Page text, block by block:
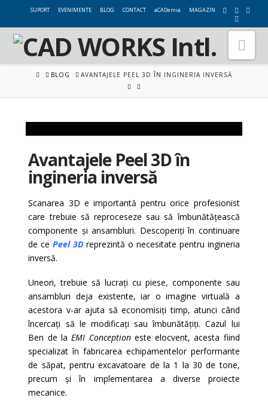
SUPORT EVENIMENTE BLOG CONTACT aCADemia MAGAZIN
HOMEBLOG AVANTAJELE PEEL 3D ÎN INGINERIA INVERSĂ
Avantajele Peel 3D în
ingineria inversă
Scanarea 3D e importantă pentru orice profesionist
care trebuie să reproceseze sau să îmbunătățească
componente și ansambluri. Descoperiți în continuare
de cePeel 3D reprezintă o necesitate pentru ingineria
inversă.
Uneori, trebuie să lucrați cu piese, componente sau
ansambluri deja existente, iar o imagine virtuală a
acestora v-ar ajuta să economisiți timp, atunci când
încercați să le modificați sau îmbunătățiți. Cazul lui
Ben de laEMI Conception este elocvent, acesta fiind
specializat în fabricarea echipamentelor performante
de săpat, pentru excavatoare de la 1 la 30 de tone,
precum și în implementarea a diverse proiecte
mecanice.